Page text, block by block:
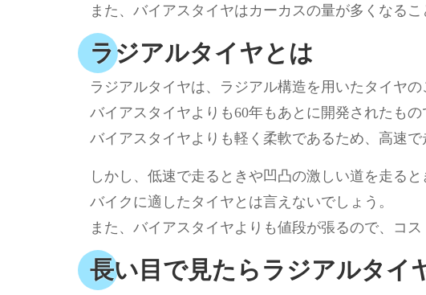
また、バイアスタイヤはカーカスの量が多くなる
ラジアルタイヤとは
ラジアルタイヤは、ラジアル構造を用いたタイヤ
バイアスタイヤよりも60年もあとに開発されたも
バイアスタイヤよりも軽く柔軟であるため、高速
しかし、低速で走るときや凹凸の激しい道を走る
バイクに適したタイヤとは言えないでしょう。
また、バイアスタイヤよりも値段が張るので、コ
長い目で見たらラジアルタイ